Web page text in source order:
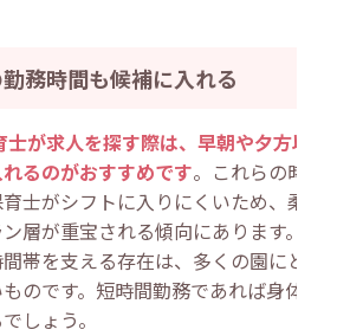
務時間も候補に入れる
が求人を探す際は、早朝や夕方以降
るのがおすすめです。これらの時間帯
士がシフトに入りにくいため、柔軟に
層が重宝される傾向にあります。人手
帯を支える存在は、多くの園にとって
のです。短時間勤務であれば身体への
しょう。